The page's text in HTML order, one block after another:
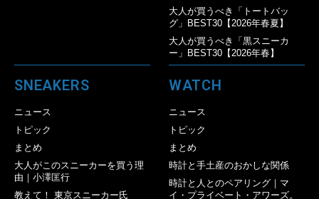
大人が買うべき「トートバッ
グ」BEST30【2026年春夏】
大人が買うべき「黒スニーカ
ー」BEST30【2026年春】
SNEAKERS
ニュース
トピック
まとめ
大人がこのスニーカーを買う理
由｜小澤匡行
教えて！ 東京スニーカー氏
WATCH
ニュース
トピック
まとめ
時計と手土産のおかしな関係
時計と人とのペアリング｜マ
イ・プライベート・アワーズ。